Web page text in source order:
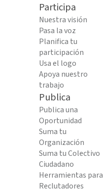
Participa
Nuestra visión
Pasa la voz
Planifica tu
participación
Usa el logo
Apoya nuestro
trabajo
Publica
Publica una
Oportunidad
Suma tu
Organización
Suma tu Colectivo
Ciudadano
Herramientas para
Reclutadores